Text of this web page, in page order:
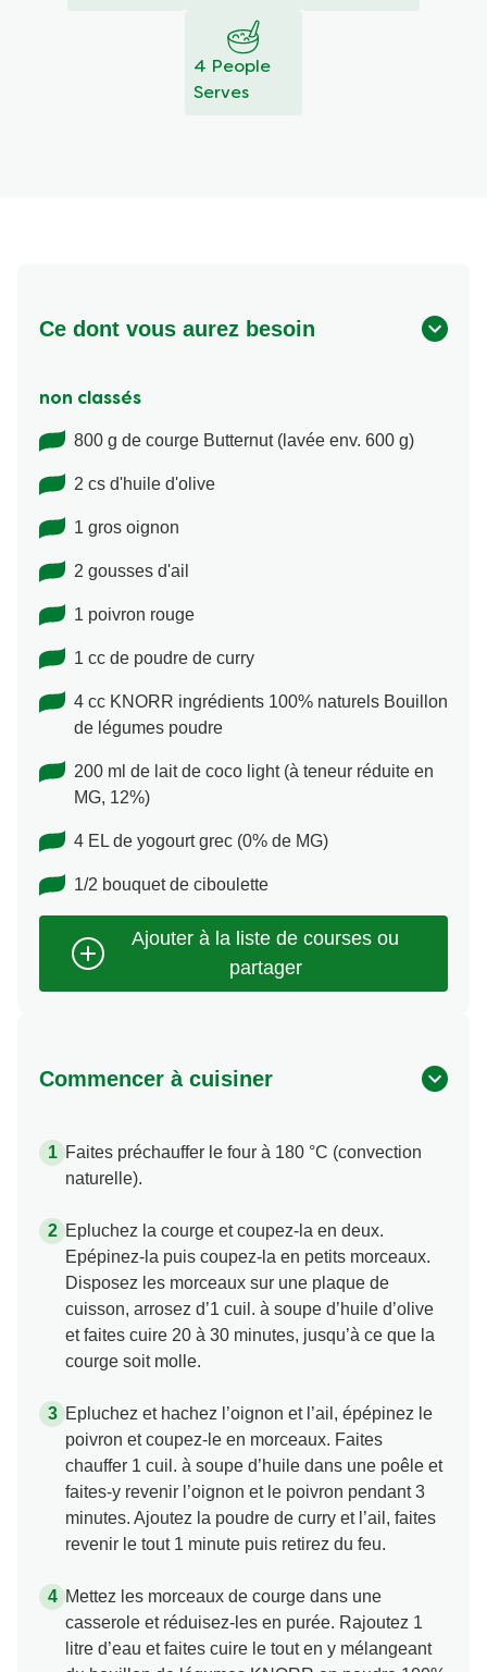
4 People
Serves
Ce dont vous aurez besoin
non classés
800 g de courge Butternut (lavée env. 600 g)
2 cs d'huile d'olive
1 gros oignon
2 gousses d'ail
1 poivron rouge
1 cc de poudre de curry
4 cc KNORR ingrédients 100% naturels Bouillon
de légumes poudre
200 ml de lait de coco light (à teneur réduite en
MG, 12%)
4 EL de yogourt grec (0% de MG)
1/2 bouquet de ciboulette
Commencer à cuisiner
Faites préchauffer le four à 180 °C (convection
naturelle).
Epluchez la courge et coupez-la en deux.
Epépinez-la puis coupez-la en petits morceaux.
Disposez les morceaux sur une plaque de
cuisson, arrosez d’1 cuil. à soupe d’huile d’olive
et faites cuire 20 à 30 minutes, jusqu’à ce que la
courge soit molle.
Epluchez et hachez l’oignon et l’ail, épépinez le
poivron et coupez-le en morceaux. Faites
chauffer 1 cuil. à soupe d’huile dans une poêle et
faites-y revenir l’oignon et le poivron pendant 3
minutes. Ajoutez la poudre de curry et l’ail, faites
revenir le tout 1 minute puis retirez du feu.
Mettez les morceaux de courge dans une
casserole et réduisez-les en purée. Rajoutez 1
litre d’eau et faites cuire le tout en y mélangeant